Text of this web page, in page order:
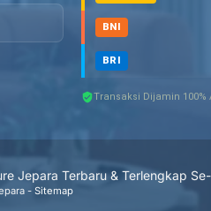
BNI
BRI
Transaksi Dijamin 100%
Jepara Terbaru & Terlengkap
- Sitemap